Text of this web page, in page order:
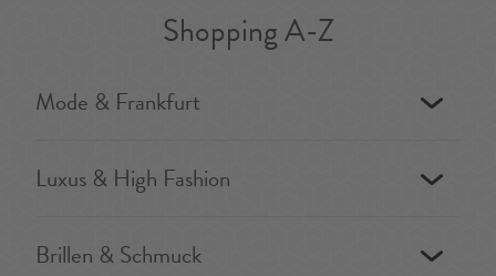
Shopping A-Z
Mode & Frankfurt
Luxus & High Fashion
Brillen & Schmuck